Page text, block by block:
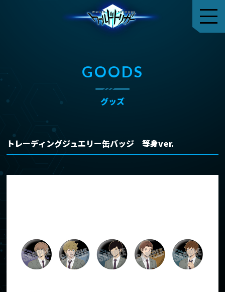
TOP
NEWS ニュース
GOODS
グッズ
トレーディングジュエリー缶バッジ 等身ver.